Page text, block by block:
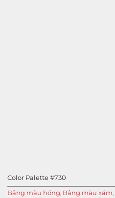
Color Palette #730
Bảng màu hồng, Bảng màu xám,